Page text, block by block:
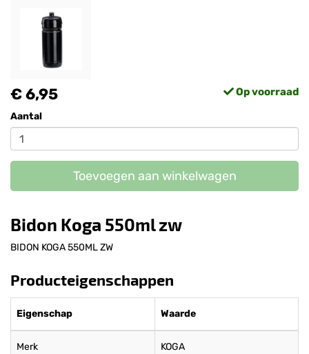
€ 6,95 Op voorraad
Aantal
Toevoegen aan winkelwagen
Bidon Koga 550ml zw
BIDON KOGA 550ML ZW
Producteigenschappen
Eigenschap Waarde
Merk KOGA